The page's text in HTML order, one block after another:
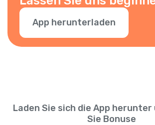
App herunterladen
Laden Sie sich die App
Sie Bonuse